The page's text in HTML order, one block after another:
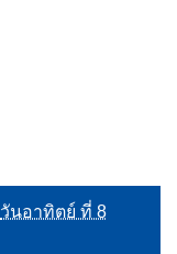
วันอาทิตย์ ที่ 8